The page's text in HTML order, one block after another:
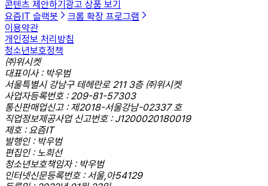
콘텐츠 제안하기광고 상품 보기
요즘IT 슬랙봇
크롬 확장 프로그램
이용약관
개인정보 처리방침
청소년보호정책
㈜위시켓
대표이사 : 박우범
서울특별시 강남구 테헤란로 211 3층 ㈜위시켓
사업자등록번호 : 209-81-57303
통신판매업신고 : 제2018-서울강남-02337 호
직업정보제공사업 신고번호 : J1200020180019
제호 : 요즘IT
발행인 : 박우범
편집인 : 노희선
청소년보호책임자 : 박우범
인터넷신문등록번호 : 서울,아54129